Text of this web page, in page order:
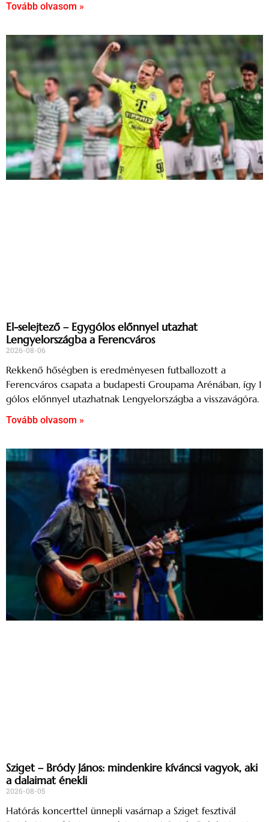
Tovább olvasom »
El-selejtező – Egygólos előnnyel utazhat
Lengyelországba a Ferencváros
2026-08-06
Rekkenő hőségben is eredményesen futballozott a
Ferencváros csapata a budapesti Groupama Arénában, így 1
gólos előnnyel utazhatnak Lengyelországba a visszavágóra.
Tovább olvasom »
Sziget – Bródy János: mindenkire kíváncsi vagyok, aki
a dalaimat énekli
2026-08-05
Hatórás koncerttel ünnepli vasárnap a Sziget fesztivál